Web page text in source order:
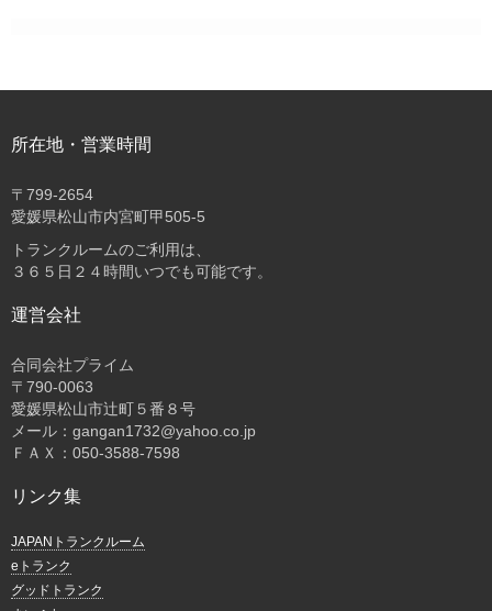
所在地・営業時間
〒 799-2654
愛媛県松山市内宮町甲505-5
トランクルームのご利用は、
３６５日２４時間いつでも可能です。
運営会社
合同会社プライム
〒 790-0063
愛媛県松山市辻町５番８号
メール：gangan1732@yahoo.co.jp
ＦＡＸ：050-3588-7598
リンク集
JAPANトランクルーム
eトランク
グッドトランク